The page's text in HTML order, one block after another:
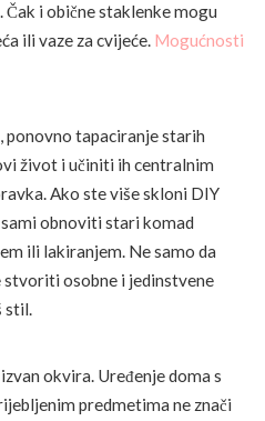
i obične staklenke mogu
ili vaze za cvijeće. Mogućnosti
tapaciranje starih
život i učiniti ih centralnim
Ako ste više skloni DIY
obnoviti stari komad
ili lakiranjem. Ne samo da
stvoriti osobne i jedinstvene
stil.
okvira. Uređenje doma s
predmetima ne znači